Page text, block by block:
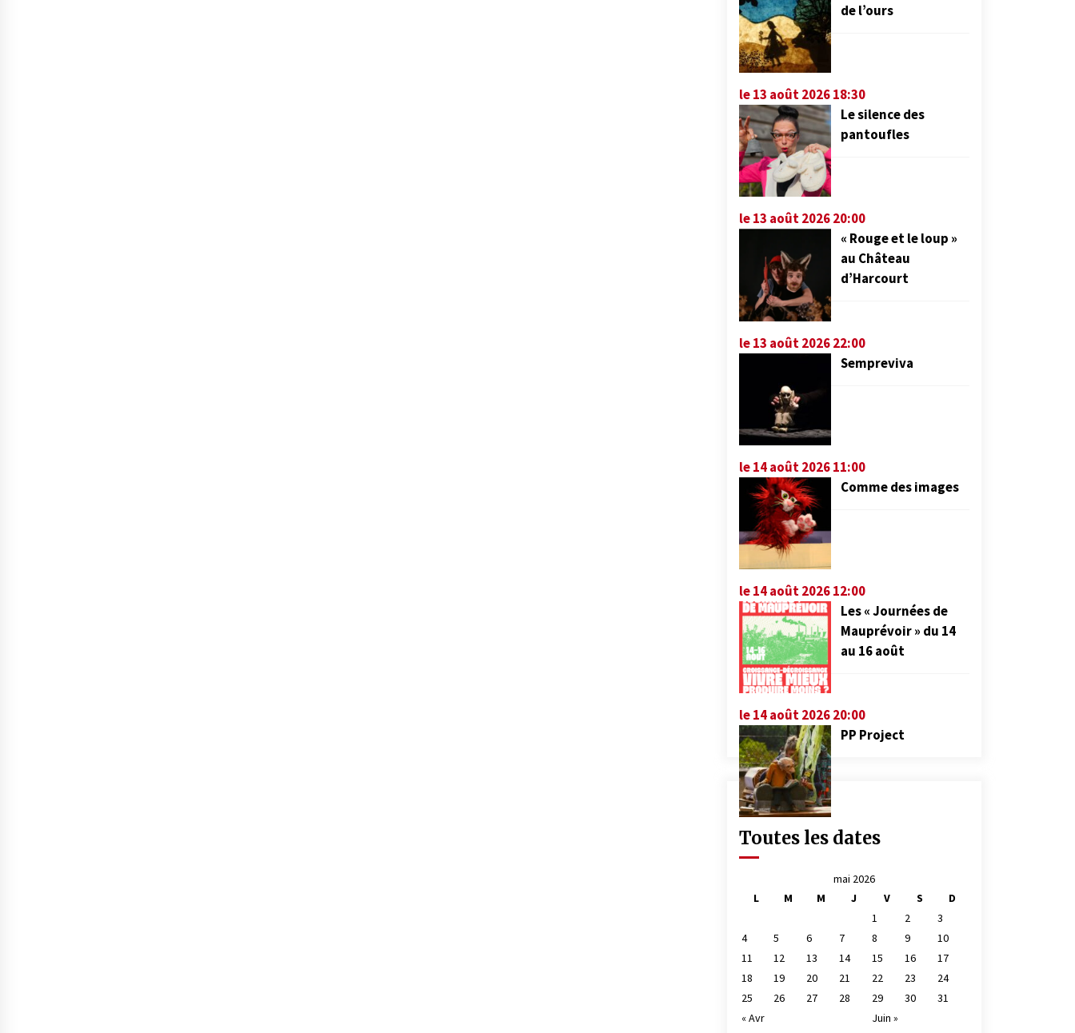
de l’ours
le 13 août 2026 18:30
Le silence des
pantoufles
le 13 août 2026 20:00
« Rouge et le loup »
au Château
d’Harcourt
le 13 août 2026 22:00
Sempreviva
le 14 août 2026 11:00
Comme des images
le 14 août 2026 12:00
Les « Journées de
Mauprévoir » du 14
au 16 août
le 14 août 2026 20:00
PP Project
Toutes les dates
mai 2026
L
M M J V S
D
1
2
3
4
5 6 7 8 9
10
11
12 13 14 15 16
17
18
19 20 21 22 23
24
25
26 27 28 29 30
31
« Avr
Juin »